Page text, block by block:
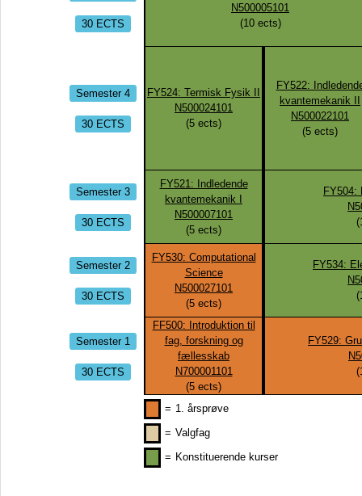
30 ECTS
N500005101
(10ects)
Semester 4
30 ECTS
FY524: Termisk Fysik II
N500024101
(5 ects)
FY522:
kvantemekanik II
N500022101
(5 ects)
Semester 3
30 ECTS
FY521: Indledende
kvantemekanik I
N500007101
(5 ects)
FY504:
(
Semester 2
30 ECTS
FY530: Computational
Science
N500027101
(5 ects)
FY534:
(
Semester 1
30 ECTS
FF500: Introduktion til
fag, forskning og
fællesskab
N700001101
(5 ects)
FY529:
(
= 1. årsprøve
= Valgfag
= Konstituerende kurser